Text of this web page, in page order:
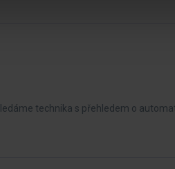
technika s přehledem o